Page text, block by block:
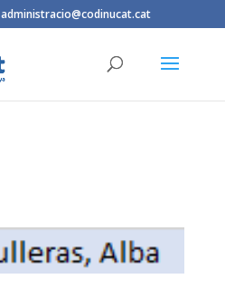
administracio@codinucat.cat